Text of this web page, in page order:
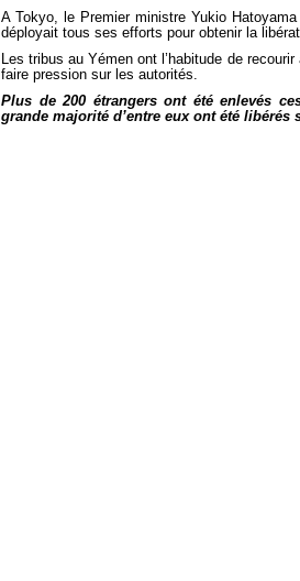
A Tokyo, le Premier ministre Yukio
déployait tous ses efforts pour obtenir la
Les tribus au Yémen ont l’habitude de
faire pression sur les autorités.
Plus de 200 étrangers ont été enlevés
grande majorité d’entre eux ont été libérés